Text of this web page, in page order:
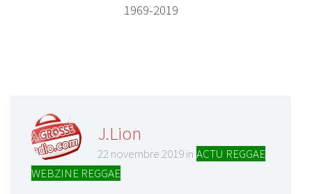
1969-2019
J.Lion
22 novembre 2019 in ACTU REGGAE
WEBZINE REGGAE